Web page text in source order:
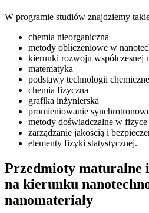
W programie studiów znajdziemy
chemia nieorganiczna
metody obliczeniowe w
kierunki rozwoju współczesnej
matematyka
podstawy technologii
chemia fizyczna
grafika inżynierska
promieniowanie
metody doświadczalne w
zarządzanie jakością i
elementy fizyki statystycznej.
Przedmioty maturalne
na kierunku
nanomateriały